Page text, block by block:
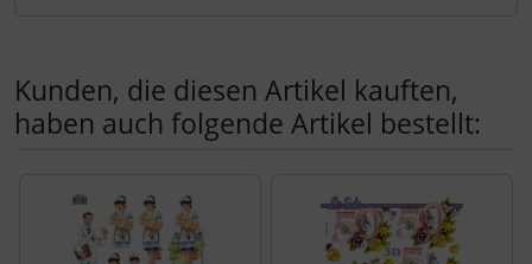
Kunden, die diesen Artikel kauften,
haben auch folgende Artikel bestellt: